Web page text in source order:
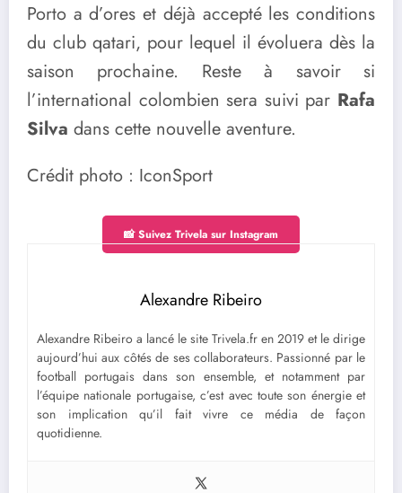
Porto a d’ores et déjà accepté les conditions
du club qatari, pour lequel il évoluera dès la
saison prochaine. Reste à savoir si
l’international colombien sera suivi par Rafa
Silva dans cette nouvelle aventure.
Crédit photo : IconSport
📸 Suivez Trivela sur Instagram
Alexandre Ribeiro
Alexandre Ribeiro a lancé le site Trivela.fr en 2019 et le dirige
aujourd’hui aux côtés de ses collaborateurs. Passionné par le
football portugais dans son ensemble, et notamment par
l’équipe nationale portugaise, c’est avec toute son énergie et
son implication qu’il fait vivre ce média de façon
quotidienne.